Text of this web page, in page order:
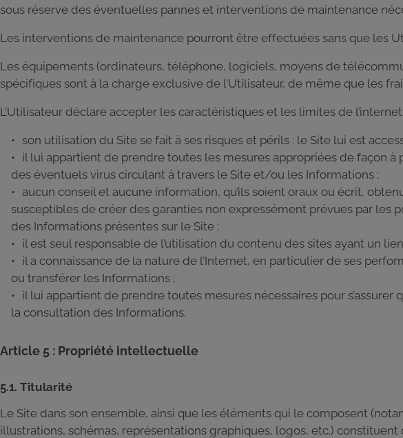
sous réserve des éventuelles pannes et interventions de maintenance
Les interventions de maintenance pourront être effectuées sans que les
Les équipements (ordinateurs, téléphone, logiciels, moyens de
spécifiques sont à la charge exclusive de l’Utilisateur, de même que les
L’Utilisateur déclare accepter les caractéristiques et les limites de
son utilisation du Site se fait à ses risques et périls ; le Site lui est
il lui appartient de prendre toutes les mesures appropriées de façon
des éventuels virus circulant à travers le Site et/ou les Informations ;
aucun conseil et aucune information, qu’ils soient oraux ou écrit,
susceptibles de créer des garanties non expressément prévues par les
des Informations présentes sur le Site ;
il est seul responsable de l’utilisation du contenu des sites ayant un
il a connaissance de la nature de l’Internet, en particulier de ses
ou transférer les Informations ;
il lui appartient de prendre toutes mesures nécessaires pour
la consultation des Informations.
Article 5 : Propriété intellectuelle
5.1. Titularité
Le Site dans son ensemble, ainsi que les éléments qui le composent
illustrations, schémas, représentations graphiques, logos, etc.)